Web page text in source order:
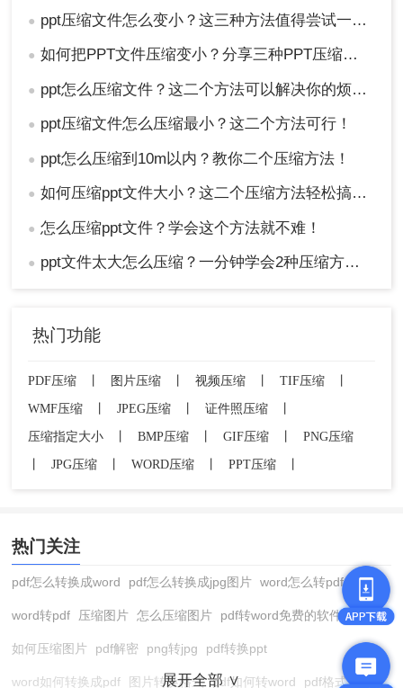
● ppt压缩文件怎么变小？这三种方法值得尝试一下！
● 如何把PPT文件压缩变小？分享三种PPT压缩方法！
● ppt怎么压缩文件？这二个方法可以解决你的烦恼！
● ppt压缩文件怎么压缩最小？这二个方法可行！
● ppt怎么压缩到10m以内？教你二个压缩方法！
● 如何压缩ppt文件大小？这二个压缩方法轻松搞定！
● 怎么压缩ppt文件？学会这个方法就不难！
● ppt文件太大怎么压缩？一分钟学会2种压缩方法，有效减小文件体积
热门功能
PDF压缩 图片压缩 视频压缩 TIF压缩
WMF压缩
JPEG压缩 证件照压缩
压缩指定大小
BMP压缩 GIF压缩
PNG压缩
JPG压缩 WORD压缩 PPT压缩
热门关注
pdf怎么转换成word pdf怎么转换成jpg图片 word怎么转pdf
word转pdf 压缩图片 怎么压缩图片 pdf转word免费的软件
如何压缩图片 pdf解密 png转jpg pdf转换ppt
word如何转换成pdf 图片转换格式 pdf如何转word pdf格式转换
展开全部 ∨